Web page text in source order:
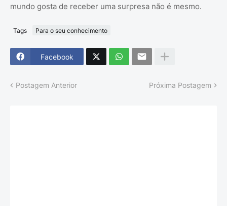
mundo gosta de receber uma surpresa não é mesmo.
Tags Para o seu conhecimento
Facebook
Postagem Anterior Próxima Postagem